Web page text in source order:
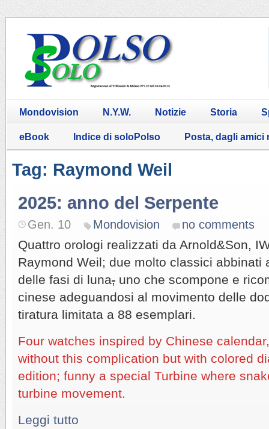
Mondovision N.Y.W. Notizie Storia
eBook Indice di soloPolso Posta, dagli amici
Tag: Raymond Weil
2025: anno del Serpente
Gen. 10 Mondovision no comments
Quattro orologi realizzati da Arnold&Son,
Raymond Weil; due molto classici abbinati
delle fasi di luna, uno che scompone e
cinese adeguandosi al movimento delle
tiratura limitata a 88 esemplari.
Four watches inspired by Chinese
without this complication but with colored
edition; funny a special Turbine where
turbine movement.
Leggi tutto